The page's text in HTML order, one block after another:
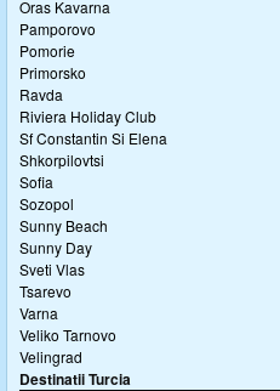
Oras Kavarna
Pamporovo
Pomorie
Primorsko
Ravda
Riviera Holiday Club
Sf Constantin Si Elena
Shkorpilovtsi
Sofia
Sozopol
Sunny Beach
Sunny Day
Sveti Vlas
Tsarevo
Varna
Veliko Tarnovo
Velingrad
Destinatii Turcia